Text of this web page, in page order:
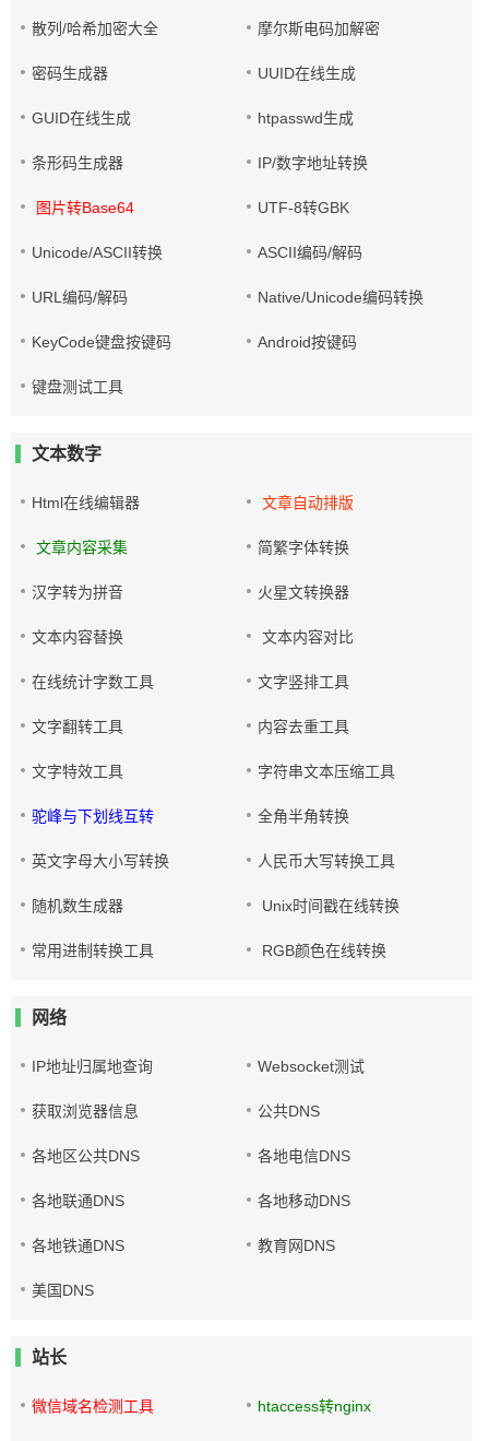
散列/哈希加密大全 摩尔斯电码加解密
密码生成器 UUID在线生成
GUID在线生成 htpasswd生成
条形码生成器 IP/数字地址转换
图片转Base64 UTF-8转GBK
Unicode/ASCII转换 ASCII编码/解码
URL编码/解码 Native/Unicode编码转换
KeyCode键盘按键码 Android按键码
键盘测试工具
文本数字
Html在线编辑器 文章自动排版
文章内容采集 简繁字体转换
汉字转为拼音 火星文转换器
文本内容替换 文本内容对比
在线统计字数工具 文字竖排工具
文字翻转工具 内容去重工具
文字特效工具 字符串文本压缩工具
驼峰与下划线互转 全角半角转换
英文字母大小写转换 人民币大写转换工具
随机数生成器 Unix时间戳在线转换
常用进制转换工具 RGB颜色在线转换
网络
IP地址归属地查询 Websocket测试
获取浏览器信息 公共DNS
各地区公共DNS 各地电信DNS
各地联通DNS 各地移动DNS
各地铁通DNS 教育网DNS
美国DNS
站长
微信域名检测工具 htaccess转nginx